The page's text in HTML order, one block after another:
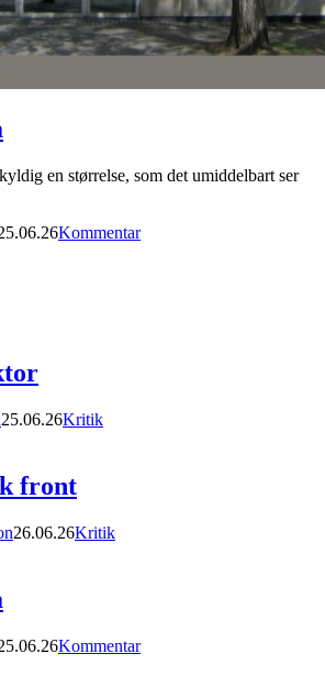
en størrelse, som det umiddelbart ser
Kommentar
25.06.26Kritik
front
26.06.26Kritik
Kommentar